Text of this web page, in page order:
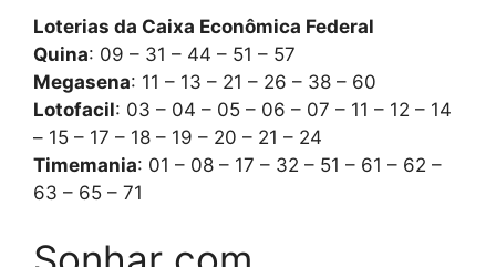
Loterias da Caixa Econômica Federal
Quina: 09 – 31 – 44 – 51 – 57
Megasena: 11 – 13 – 21 – 26 – 38 – 60
Lotofacil: 03 – 04 – 05 – 06 – 07 – 11 – 12 – 14
– 15 – 17 – 18 – 19 – 20 – 21 – 24
Timemania: 01 – 08 – 17 – 32 – 51 – 61 – 62 –
63 – 65 – 71